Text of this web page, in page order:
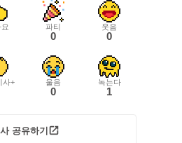
파티
0
웃음
0
사+ 울음
0
녹는다
1
공유하기